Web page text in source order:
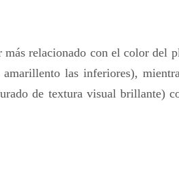
relacionado con el color del
las inferiores),
de textura visual brillante)